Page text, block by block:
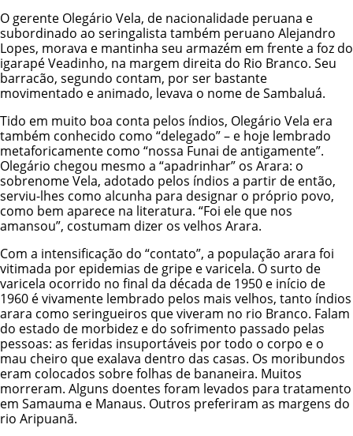
O gerente Olegário Vela, de nacionalidade peruana e
subordinado ao seringalista também peruano Alejandro
Lopes, morava e mantinha seu armazém em frente a foz do
igarapé Veadinho, na margem direita do Rio Branco. Seu
barracão, segundo contam, por ser bastante
movimentado e animado, levava o nome de Sambaluá.
Tido em muito boa conta pelos índios, Olegário Vela era
também conhecido como “delegado” – e hoje lembrado
metaforicamente como “nossa Funai de antigamente”.
Olegário chegou mesmo a “apadrinhar” os Arara: o
sobrenome Vela, adotado pelos índios a partir de então,
serviu-lhes como alcunha para designar o próprio povo,
como bem aparece na literatura. “Foi ele que nos
amansou”, costumam dizer os velhos Arara.
Com a intensificação do “contato”, a população arara foi
vitimada por epidemias de gripe e varicela. O surto de
varicela ocorrido no final da década de 1950 e início de
1960 é vivamente lembrado pelos mais velhos, tanto índios
arara como seringueiros que viveram no rio Branco. Falam
do estado de morbidez e do sofrimento passado pelas
pessoas: as feridas insuportáveis por todo o corpo e o
mau cheiro que exalava dentro das casas. Os moribundos
eram colocados sobre folhas de bananeira. Muitos
morreram. Alguns doentes foram levados para tratamento
em Samauma e Manaus. Outros preferiram as margens do
rio Aripuanã.